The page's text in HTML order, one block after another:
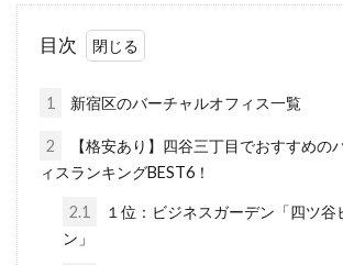
目次
1 新宿区のバーチャルオフィス一覧
2
【格安あり】四谷三丁目でおすすめの
ィスランキングBEST6！
2.1
１位：ビジネスガーデン「四ツ谷
ン」